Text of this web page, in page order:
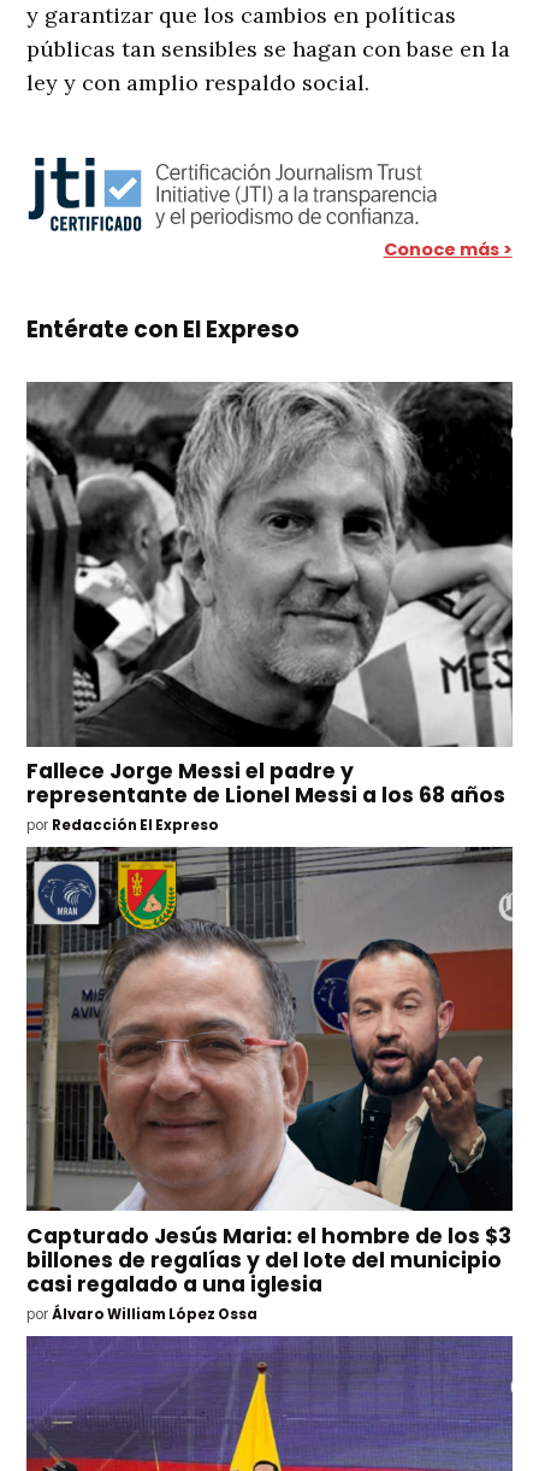
y garantizar que los cambios en políticas
públicas tan sensibles se hagan con base en la
ley y con amplio respaldo social.
Conoce más >
Entérate con El Expreso
Fallece Jorge Messi el padre y
representante de Lionel Messi a los 68 años
por Redacción El Expreso
Capturado Jesús Maria: el hombre de los $3
billones de regalías y del lote del municipio
casi regalado a una iglesia
por Álvaro William López Ossa